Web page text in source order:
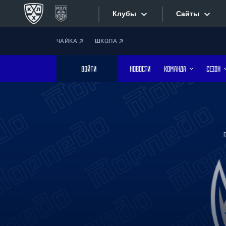
Клубы
Дивизион Боброва
Лада
Сайты
Текстовые
Фотобанк
ЧАЙКА ШКОЛА
ВОЙТИ НОВОСТИ КОМАНДА СЕЗОН